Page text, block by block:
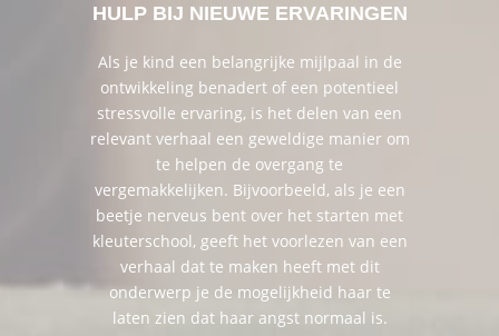
HULP BIJ NIEUWE ERVARINGEN
Als je kind een belangrijke mijlpaal in de
ontwikkeling benadert of een potentieel
stressvolle ervaring, is het delen van een
relevant verhaal een geweldige manier om
te helpen de overgang te
vergemakkelijken. Bijvoorbeeld, als je een
beetje nerveus bent over het starten met
kleuterschool, geeft het voorlezen van een
verhaal dat te maken heeft met dit
onderwerp je de mogelijkheid haar te
laten zien dat haar angst normaal is.